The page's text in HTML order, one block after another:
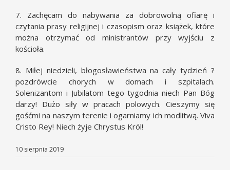
7. Zachęcam do nabywania za dobrowolną ofiarę i
czytania prasy religijnej i czasopism oraz książek, które
można otrzymać od ministrantów przy wyjściu z
kościoła.
8. Miłej niedzieli, błogosławieństwa na cały tydzień ?
pozdrówcie chorych w domach i szpitalach.
Solenizantom i Jubilatom tego tygodnia niech Pan Bóg
darzy! Dużo siły w pracach polowych. Cieszymy się
gośćmi na naszym terenie i ogarniamy ich modlitwą. Viva
Cristo Rey! Niech żyje Chrystus Król!
10 sierpnia 2019